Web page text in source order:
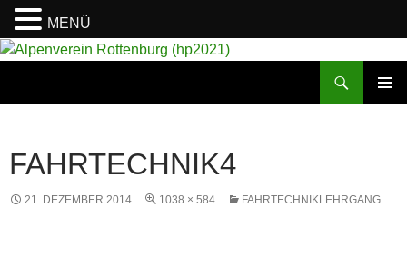
FAHRTECHNIK4
21. DEZEMBER 2014 1038 × 584 FAHRTECHNIKLEHRGANG
MENÜ